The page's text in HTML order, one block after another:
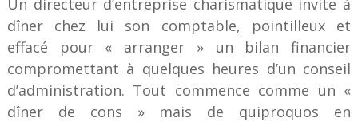
dîner chez lui son comptable, pointilleux et
effacé pour « arranger » un bilan financier
compromettant à quelques heures d’un conseil
d’administration. Tout commence comme un «
dîner de cons » mais de quiproquos en